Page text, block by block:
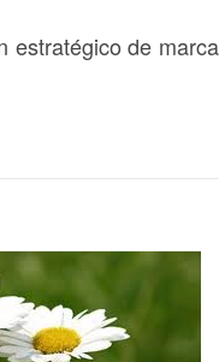
estratégico de